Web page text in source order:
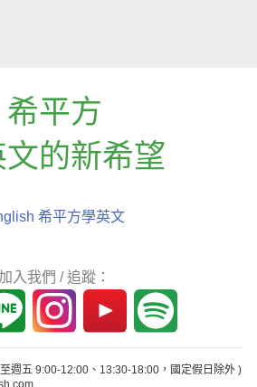
希平方
的新希望
希平方學英文
加入我們 / 追蹤：
週五 9:00-12:00、13:30-18:00，國定假日除外 )